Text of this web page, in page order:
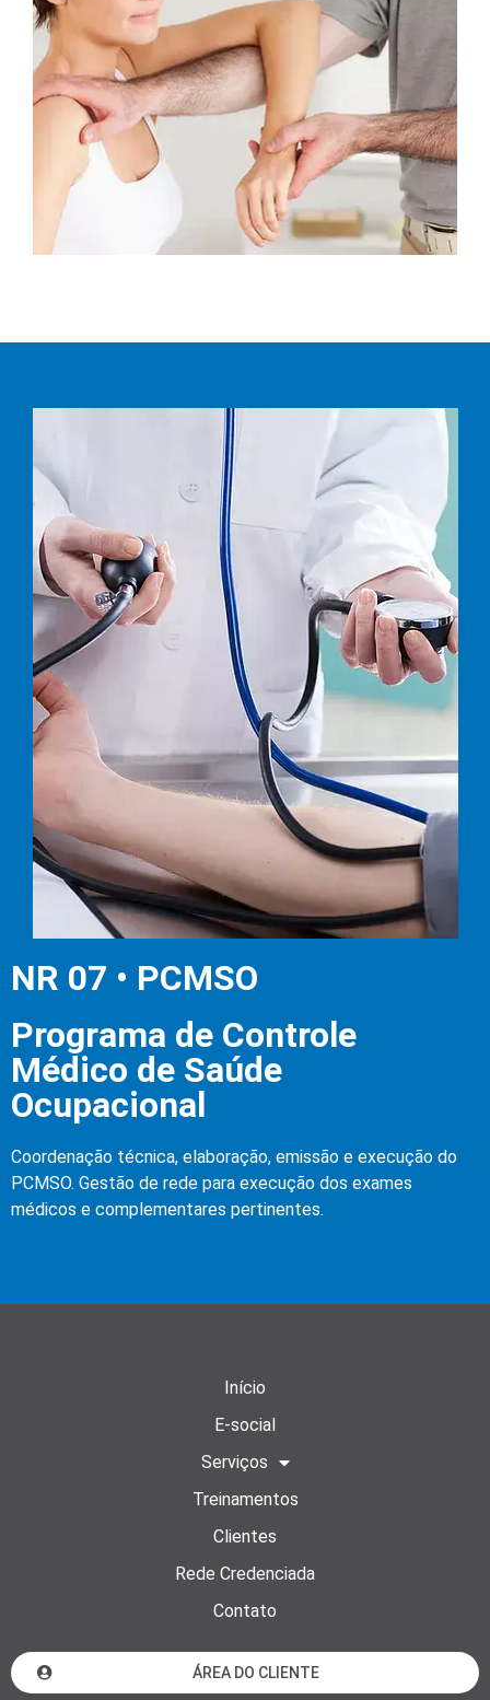
NR 07 • PCMSO
Programa de Controle
Médico de Saúde
Ocupacional
Coordenação técnica, elaboração, emissão e execução do
PCMSO. Gestão de rede para execução dos exames
médicos e complementares pertinentes.
Início
E-social
Serviços
Treinamentos
Clientes
Rede Credenciada
Contato
ÁREA DO CLIENTE